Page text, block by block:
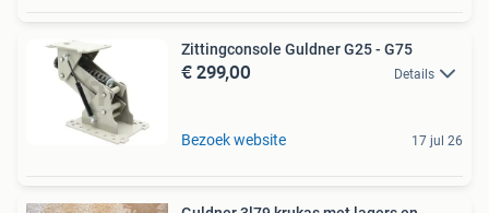
Zittingconsole Guldner G25 - G75
€ 299,00 Details
Bezoek website 17 jul 26